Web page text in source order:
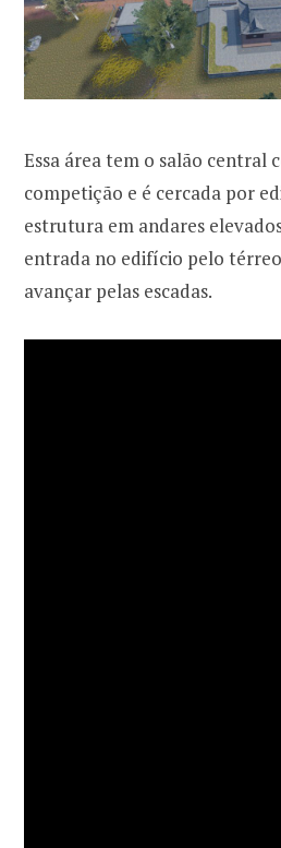
Essa área tem o salão central
competição e é cercada por
estrutura em andares
entrada no edifício pelo
avançar pelas escadas.